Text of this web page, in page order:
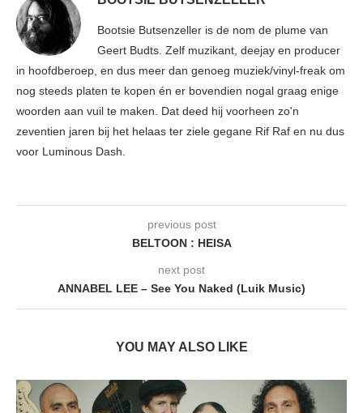
Bootsie Butsenzeller is de nom de plume van
Geert Budts. Zelf muzikant, deejay en producer
in hoofdberoep, en dus meer dan genoeg muziek/vinyl-freak om
nog steeds platen te kopen én er bovendien nogal graag enige
woorden aan vuil te maken. Dat deed hij voorheen zo'n
zeventien jaren bij het helaas ter ziele gegane Rif Raf en nu dus
voor Luminous Dash.
previous post
BELTOON : HEISA
next post
ANNABEL LEE – See You Naked (Luik Music)
YOU MAY ALSO LIKE